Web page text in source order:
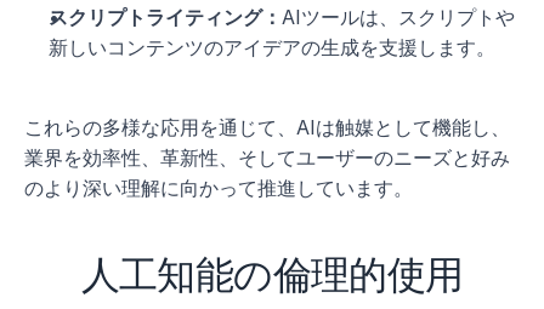
スクリプトライティング： AIツールは、スクリプトや
新しいコンテンツのアイデアの生成を支援します。
これらの多様な応用を通じて、AIは触媒として機能し、
業界を効率性、革新性、そしてユーザーのニーズと好み
のより深い理解に向かって推進しています。
人工知能の倫理的使用